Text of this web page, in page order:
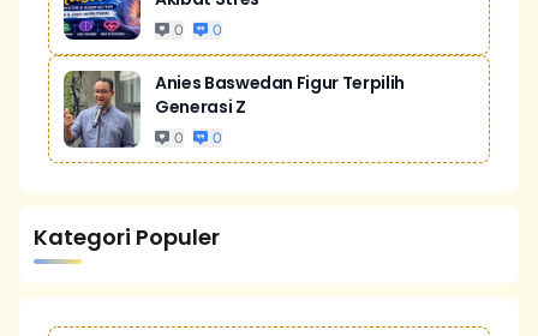
0 0
Anies Baswedan Figur Terpilih
Generasi Z
0 0
Kategori Populer